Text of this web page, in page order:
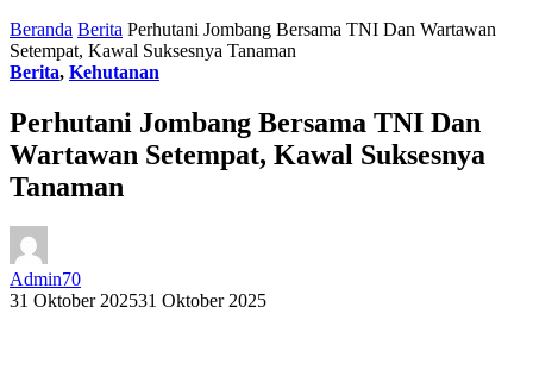
Beranda Berita Perhutani Jombang Bersama TNI Dan Wartawan
Setempat, Kawal Suksesnya Tanaman
Berita, Kehutanan
Perhutani Jombang Bersama TNI Dan
Wartawan Setempat, Kawal Suksesnya
Tanaman
Admin70
31 Oktober 202531 Oktober 2025